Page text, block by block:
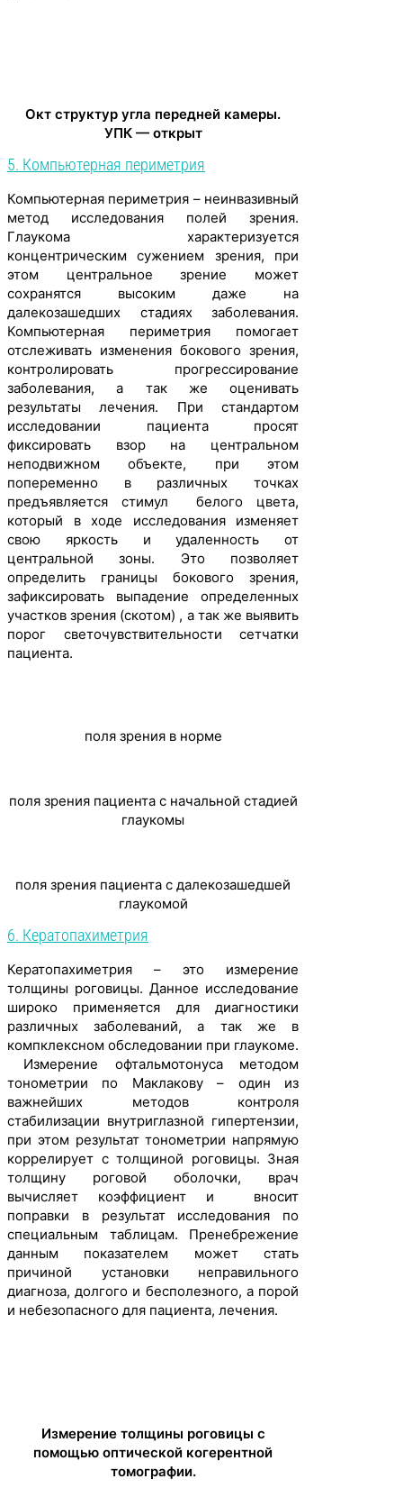
Окт структур угла передней камеры.
УПК — открыт
5. Компьютерная периметрия
Компьютерная периметрия – неинвазивный
метод исследования полей зрения.
Глаукома характеризуется
концентрическим сужением зрения, при
этом центральное зрение может
сохранятся высоким даже на
далекозашедших стадиях заболевания.
Компьютерная периметрия помогает
отслеживать изменения бокового зрения,
контролировать прогрессирование
заболевания, а так же оценивать
результаты лечения. При стандартом
исследовании пациента просят
фиксировать взор на центральном
неподвижном объекте, при этом
попеременно в различных точках
предъявляется стимул белого цвета,
который в ходе исследования изменяет
свою яркость и удаленность от
центральной зоны. Это позволяет
определить границы бокового зрения,
зафиксировать выпадение определенных
участков зрения (скотом) , а так же выявить
порог светочувствительности сетчатки
пациента.
поля зрения в норме
поля зрения пациента с начальной стадией
глаукомы
поля зрения пациента с далекозашедшей
глаукомой
6. Кератопахиметрия
Кератопахиметрия – это измерение
толщины роговицы. Данное исследование
широко применяется для диагностики
различных заболеваний, а так же в
компклексном обследовании при глаукоме.
Измерение офтальмотонуса методом
тонометрии по Маклакову – один из
важнейших методов контроля
стабилизации внутриглазной гипертензии,
при этом результат тонометрии напрямую
коррелирует с толщиной роговицы. Зная
толщину роговой оболочки, врач
вычисляет коэффициент и вносит
поправки в результат исследования по
специальным таблицам. Пренебрежение
данным показателем может стать
причиной установки неправильного
диагноза, долгого и бесполезного, а порой
и небезопасного для пациента, лечения.
Измерение толщины роговицы с
помощью оптической когерентной
томографии.